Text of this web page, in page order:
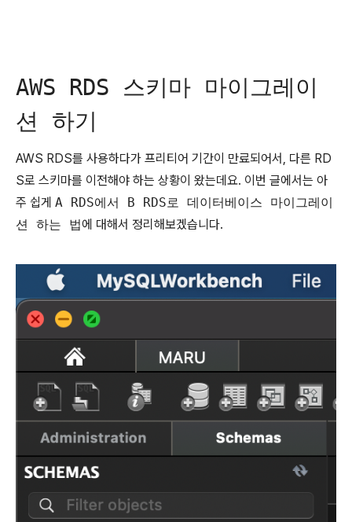
AWS RDS 스키마 마이그레이
션 하기
AWS RDS를 사용하다가 프리티어 기간이 만료되어서, 다른 RD
S로 스키마를 이전해야 하는 상황이 왔는데요. 이번 글에서는 아
주 쉽게 A RDS에서 B RDS로 데이터베이스 마이그레이
션 하는 법에 대해서 정리해보겠습니다.